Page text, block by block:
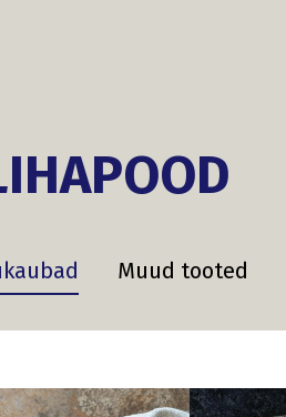
Muud tooted